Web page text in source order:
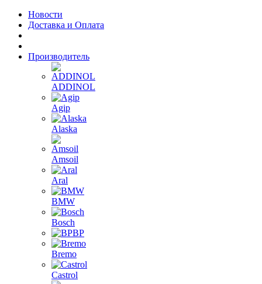
Новости
Доставка и Оплата
Производитель
ADDINOL
Agip
Alaska
Amsoil
Aral
BMW
Bosch
BP
Bremo
Castrol